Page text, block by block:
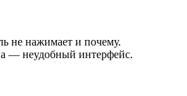
не нажимает и почему.
— неудобный интерфейс.